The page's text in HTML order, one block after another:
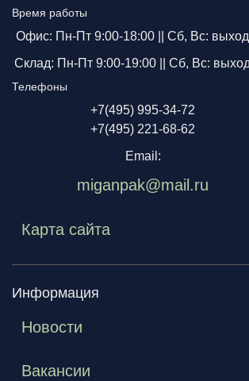
Время работы
Офис: Пн-Пт 9:00-18:00 || Сб, Вс:
Склад: Пн-Пт 9:00-19:00 || Сб, Вс:
Телефоны
+7(495) 995-34-72
+7(495) 221-68-62
Email:
miganpak@mail.ru
Карта сайта
Информация
Новости
Вакансии